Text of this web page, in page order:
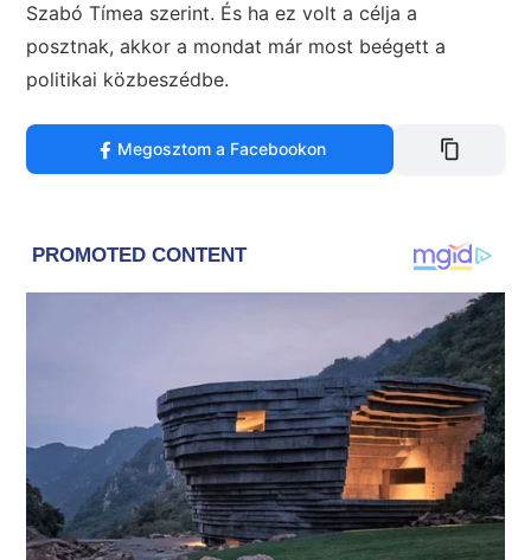
Szabó Tímea szerint. És ha ez volt a célja a
posztnak, akkor a mondat már most beégett a
politikai közbeszédbe.
Megosztom a Facebookon